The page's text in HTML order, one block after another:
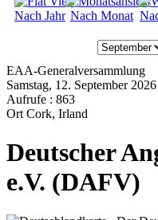
Nach Jahr Nach Monat
EAA-Generalversammlung
Samstag, 12. September 2026
Aufrufe : 863
Ort Cork, Irland
Deutscher
e.V. (DAFV)